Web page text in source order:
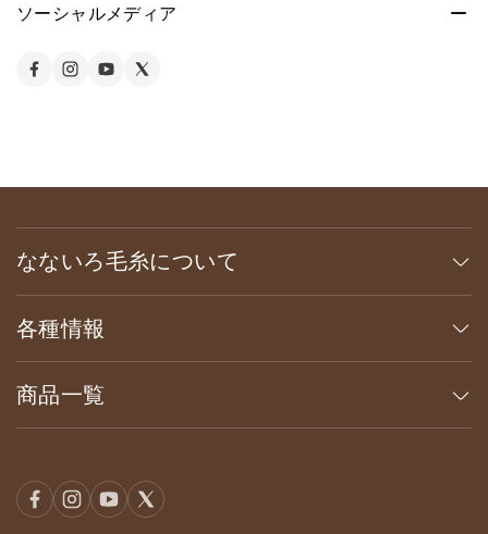
ソーシャルメディア
なないろ毛糸について
各種情報
商品一覧